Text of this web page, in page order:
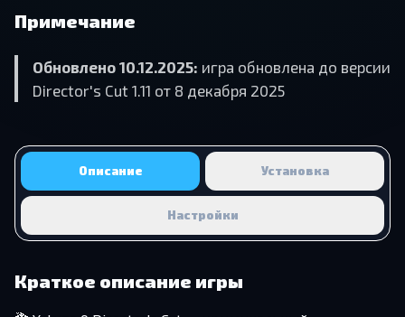
Примечание
Обновлено 10.12.2025: игра обновлена до версии
Director's Cut 1.11 от 8 декабря 2025
Описание Установка
Настройки
Краткое описание игры